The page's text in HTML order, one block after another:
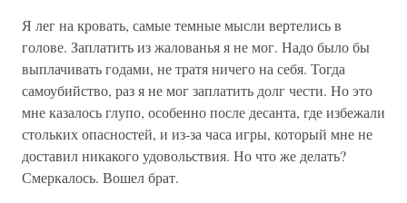
Я лег на кровать, самые темные мысли вертелись в
голове. Заплатить из жалованья я не мог. Надо было бы
выплачивать годами, не тратя ничего на себя. Тогда
самоубийство, раз я не мог заплатить долг чести. Но это
мне казалось глупо, особенно после десанта, где избежали
стольких опасностей, и из-за часа игры, который мне не
доставил никакого удовольствия. Но что же делать?
Смеркалось. Вошел брат.